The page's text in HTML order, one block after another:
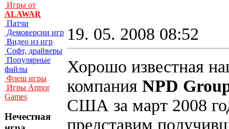
Игры от
ALAWAR
Патчи
Демоверсии игр
Видео из игр
Софт, драйверы
Популярные
файлы
Флеш игры
Игры Armor
Games
Нечестная
19. 05. 2008 08:52
Хорошо известная
компания NPD
США за март 2008
представим